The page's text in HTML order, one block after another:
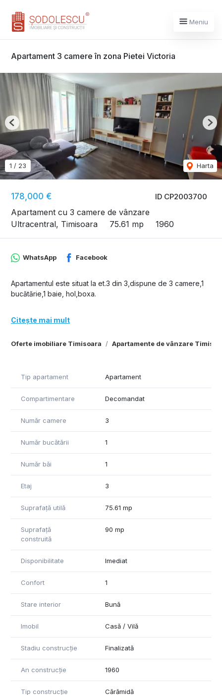
Meniu
Apartament 3 camere în zona Pietei Victoria
ID CP2003700
178,000 €
Apartament cu 3 camere de vânzare
Ultracentral, Timisoara
75.61 mp 1960
1 / 23 Harta
Previous
Oferte imobiliare Timisoara Apartamente de vânzare
WhatsApp Facebook
Apartamentul este situat la et.3 din 3,dispune de 3 camere,1
bucătărie,1 baie, hol,boxa.
Citește mai mult
Tip apartament Apartament
Compartimentare Decomandat
Număr camere 3
Număr bucătării 1
Număr băi 1
Etaj 3
Suprafață utilă 75.61 mp
Suprafață
construită
90 mp
Disponibilitate Imediat
Confort 1
Stare interior Bună
Imobil Casă / Vilă
Stadiu construcție Finalizată
An construcție 1960
Tip construcție Cărămidă